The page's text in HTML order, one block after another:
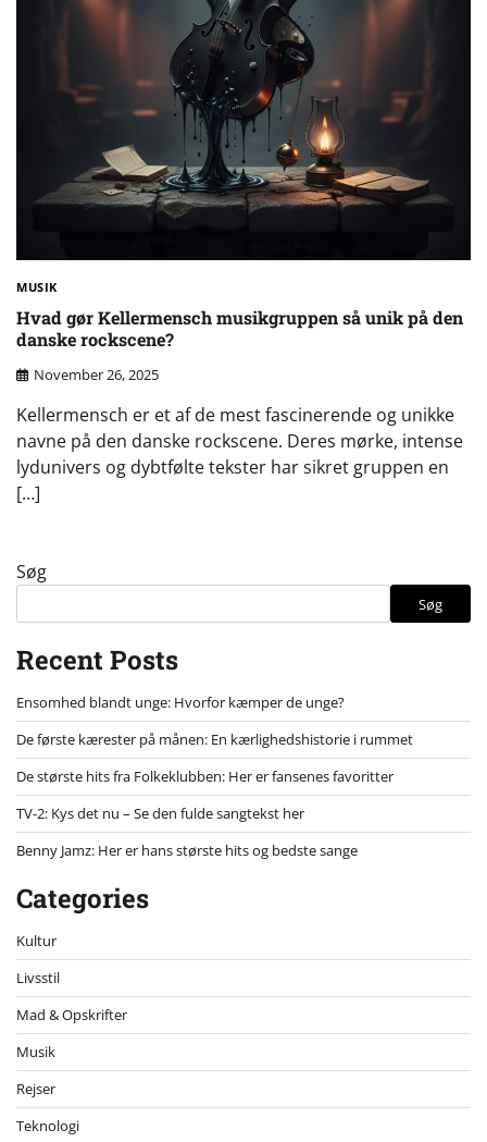
MUSIK
Hvad gør Kellermensch musikgruppen så unik på den
danske rockscene?
November 26, 2025
Kellermensch er et af de mest fascinerende og unikke
navne på den danske rockscene. Deres mørke, intense
lydunivers og dybtfølte tekster har sikret gruppen en
[…]
Søg
Søg
Recent Posts
Ensomhed blandt unge: Hvorfor kæmper de unge?
De første kærester på månen: En kærlighedshistorie i rummet
De største hits fra Folkeklubben: Her er fansenes favoritter
TV-2: Kys det nu – Se den fulde sangtekst her
Benny Jamz: Her er hans største hits og bedste sange
Categories
Kultur
Livsstil
Mad & Opskrifter
Musik
Rejser
Teknologi